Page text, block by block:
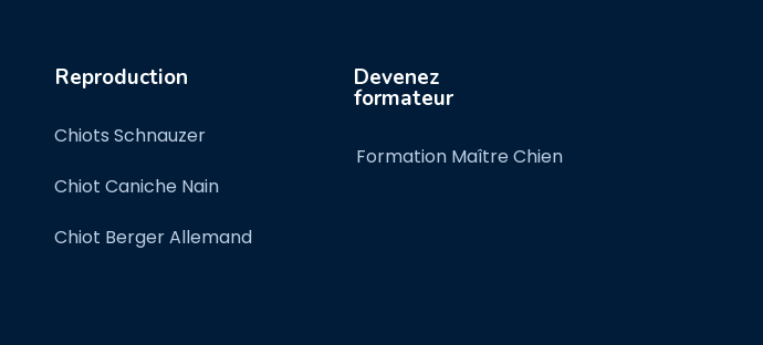
Reproduction
Chiots Schnauzer
Chiot Caniche Nain
Chiot Berger Allemand
Devenez
formateur
Formation Maître Chien